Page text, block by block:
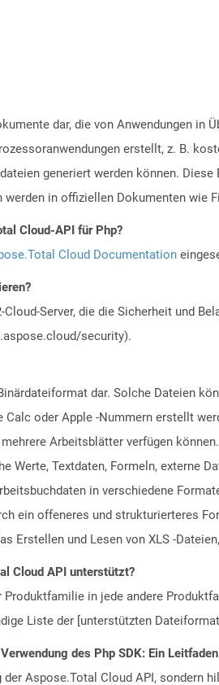
dar, die von Anwendungen in
erstellt, z. B.
generiert werden können.
in offiziellen Dokumenten wie
Cloud-API für Php?
Cloud Documentation
Server, die die Sicherheit und
security).
dar. Solche Dateien
oder Apple -Nummern erstellt
Arbeitsblätter verfügen
Werte, Textdaten, Formeln, externe
in verschiedene
ein offeneres und strukturierteres
Erstellen und Lesen von XLS -
Cloud API unterstützt?
in jede andere
Liste der [unterstützten
des Php SDK: Ein
Aspose.Total Cloud API, sondern